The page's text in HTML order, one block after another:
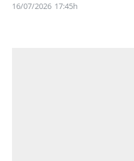
16/07/2026 17:45h